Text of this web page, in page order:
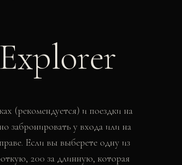
(рекомендуется) и поездки на
забронировать у входа или на
Если вы выберете одну из
200 за длинную, которая